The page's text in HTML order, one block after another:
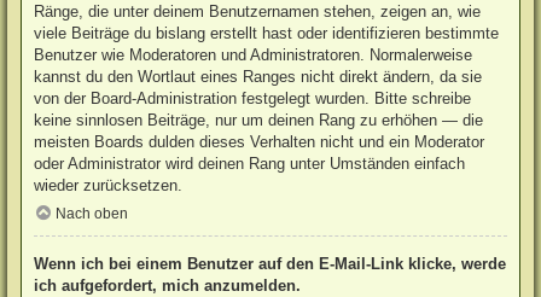
Ränge, die unter deinem Benutzernamen stehen, zeigen an, wie
viele Beiträge du bislang erstellt hast oder identifizieren bestimmte
Benutzer wie Moderatoren und Administratoren. Normalerweise
kannst du den Wortlaut eines Ranges nicht direkt ändern, da sie
von der Board-Administration festgelegt wurden. Bitte schreibe
keine sinnlosen Beiträge, nur um deinen Rang zu erhöhen — die
meisten Boards dulden dieses Verhalten nicht und ein Moderator
oder Administrator wird deinen Rang unter Umständen einfach
wieder zurücksetzen.
Nach oben
Wenn ich bei einem Benutzer auf den E-Mail-Link klicke, werde
ich aufgefordert, mich anzumelden.